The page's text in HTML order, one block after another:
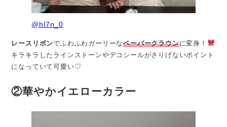
@hl7n_0
レースリボンでふわふわガーリーなペーパークラウンに変身！
キラキラしたラインストーンやデコシールがさりげないポイント
になっていて可愛い♡
②華やかイエローカラー